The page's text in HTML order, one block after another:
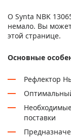
О Synta NBK
немало. Вы
этой странице.
Основные
Рефлектор
поставки